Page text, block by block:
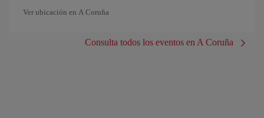
Ver ubicación en A Coruña
Consulta todos los eventos en A Coruña